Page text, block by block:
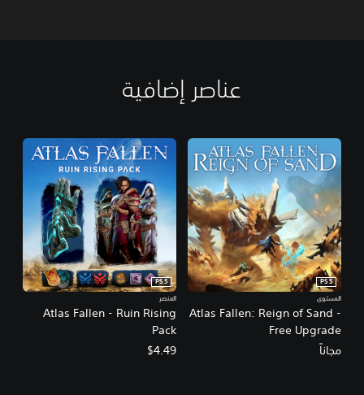
عناصر إضافية
Atlas Fallen: Reign of Sand -
Free Upgrade
PS5
المستوى
مجاناً
Atlas Fallen - Ruin Rising
Pack
PS5
العنصر
$4.49